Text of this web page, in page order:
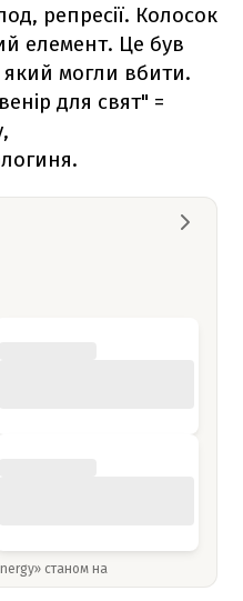
репресії. Колосок
елемент. Це був
могли вбити.
для свят" =
станом на